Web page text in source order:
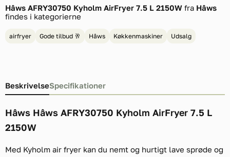
Hâws AFRY30750 Kyholm AirFryer 7.5 L 2150W fra Hâws
findes i kategorierne
airfryer Gode tilbud 🥂 Hâws Køkkenmaskiner Udsalg
BeskrivelseSpecifikationer
Hâws Hâws AFRY30750 Kyholm AirFryer 7.5 L
2150W
Med Kyholm air fryer kan du nemt og hurtigt lave sprøde og